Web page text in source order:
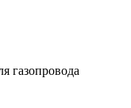
газопровода